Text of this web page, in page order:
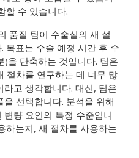
할 수 있습니다.
품질 팀이 수술실의 새 설
목표는 수술 예정 시간 후 수
을 단축하는 것입니다. 팀은
절차를 연구하는 데 너무 많
고 생각합니다. 대신, 팀은
선택합니다. 분석을 위해
량 요인의 특정 수준입니
하는지, 새 절차를 사용하는